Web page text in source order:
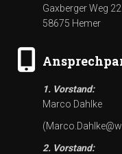
Gaxberger Weg 22
58675 Hemer
1. Vorstand:
Marco Dahlke
2. Vorstand: